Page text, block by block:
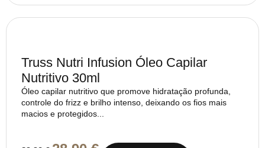
Truss Nutri Infusion Óleo Capilar
Nutritivo 30ml
Óleo capilar nutritivo que promove hidratação profunda,
controle do frizz e brilho intenso, deixando os fios mais
macios e protegidos...